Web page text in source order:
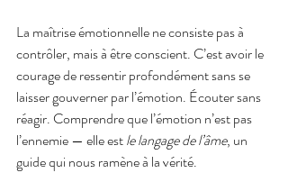
La maîtrise émotionnelle ne consiste pas à
contrôler, mais à être conscient. C’est avoir le
courage de ressentir profondément sans se
laisser gouverner par l’émotion. Écouter sans
réagir. Comprendre que l’émotion n’est pas
l’ennemie — elle est le langage de l’âme, un
guide qui nous ramène à la vérité.